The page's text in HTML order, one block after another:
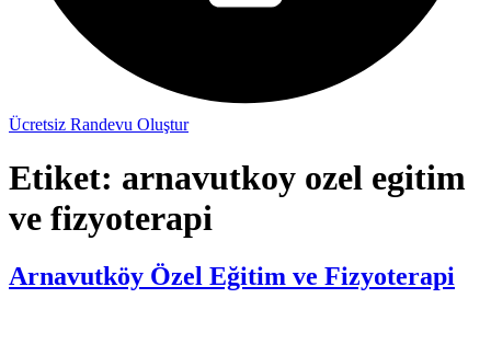
Ücretsiz Randevu Oluştur
Etiket: arnavutkoy ozel egitim
ve fizyoterapi
Arnavutköy Özel Eğitim ve Fizyoterapi